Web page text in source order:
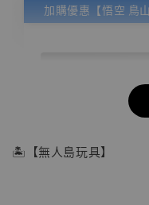
🏝【無人島玩具】